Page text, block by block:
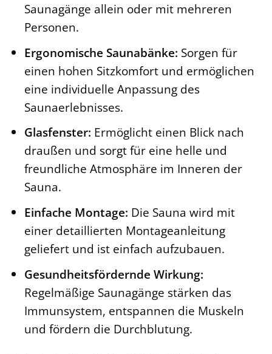
Saunagänge allein oder mit mehreren
Personen.
Ergonomische Saunabänke: Sorgen für
einen hohen Sitzkomfort und ermöglichen
eine individuelle Anpassung des
Saunaerlebnisses.
Glasfenster: Ermöglicht einen Blick nach
draußen und sorgt für eine helle und
freundliche Atmosphäre im Inneren der
Sauna.
Einfache Montage: Die Sauna wird mit
einer detaillierten Montageanleitung
geliefert und ist einfach aufzubauen.
Gesundheitsfördernde Wirkung:
Regelmäßige Saunagänge stärken das
Immunsystem, entspannen die Muskeln
und fördern die Durchblutung.